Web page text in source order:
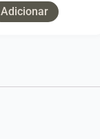
Adicionar